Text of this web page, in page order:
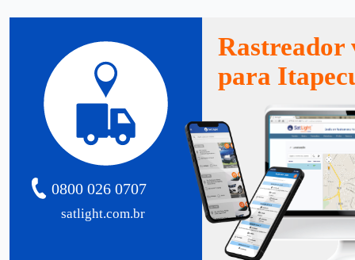
satlight.com.br
0800 026 0707
Rastreador
para